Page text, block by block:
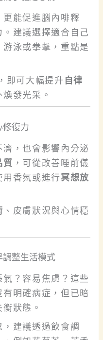
能促進腦內啡釋
建議選擇適合自己
泳或拳擊，重點是
即可大幅提升 自律
發光采。
修復力
，也會影響內分泌
質 ，可從改善睡前儀
香氛或進行冥想放
、皮膚狀況與心情穩
調整生活模式
？容易焦慮？這些
有明確病症，但已暗
狀態。
建議透過飲食調